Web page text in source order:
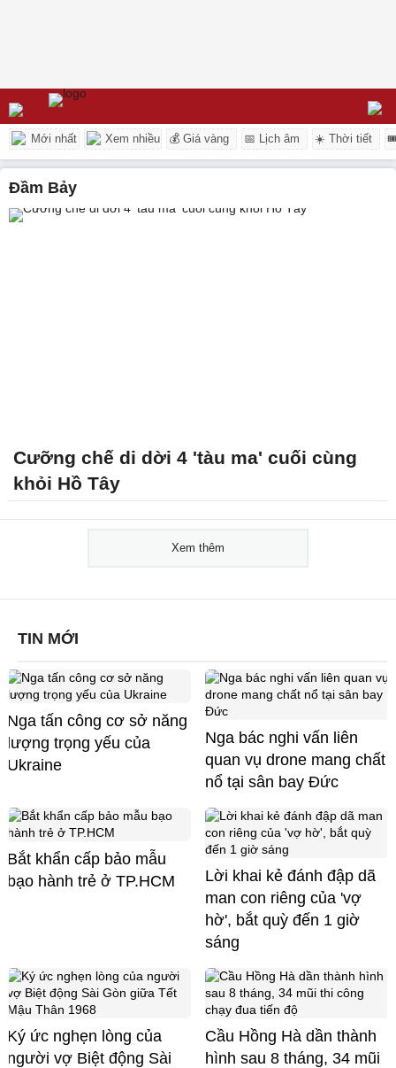
Mới nhất Xem nhiều 💰 Giá vàng 📅 Lịch âm ☀️ Thời tiết
Đầm Bảy
Cưỡng chế di dời 4 'tàu ma' cuối cùng
khỏi Hồ Tây
Xem thêm
TIN MỚI
Nga tấn công cơ sở năng
lượng trọng yếu của
Ukraine
Nga bác nghi vấn liên
quan vụ drone mang chất
nổ tại sân bay Đức
Bắt khẩn cấp bảo mẫu
bạo hành trẻ ở TP.HCM
Lời khai kẻ đánh đập dã
man con riêng của 'vợ
hờ', bắt quỳ đến 1 giờ
sáng
Ký ức nghẹn lòng của
người vợ Biệt động Sài
Cầu Hồng Hà dần thành
hình sau 8 tháng, 34 mũi